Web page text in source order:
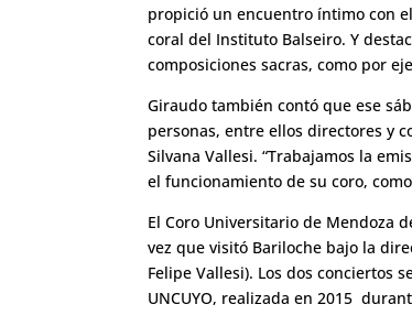
propició un encuentro íntimo con
coral del Instituto Balseiro. Y
composiciones sacras, como por
Giraudo también contó que ese
personas, entre ellos directores y
Silvana Vallesi. “Trabajamos la
el funcionamiento de su coro,
El Coro Universitario de Mendoza
vez que visitó Bariloche bajo la
Felipe Vallesi). Los dos conciertos
UNCUYO, realizada en 2015